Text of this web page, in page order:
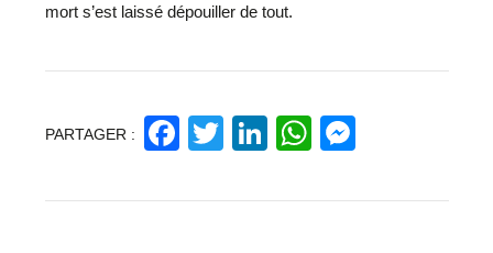
mort s’est laissé dépouiller de tout.
PARTAGER : Facebook
TwitterLinkedIn
WhatsApp